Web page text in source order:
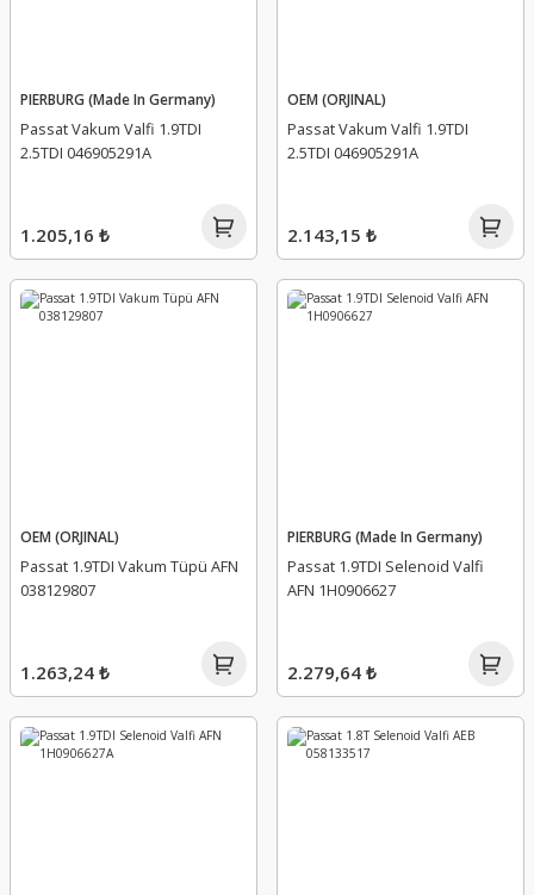
PIERBURG (Made In Germany)
Passat Vakum Valfi 1.9TDI
2.5TDI 046905291A
1.205,16 ₺
OEM (ORJINAL)
Passat Vakum Valfi 1.9TDI
2.5TDI 046905291A
2.143,15 ₺
OEM (ORJINAL)
Passat 1.9TDI Vakum Tüpü AFN
038129807
1.263,24 ₺
PIERBURG (Made In Germany)
Passat 1.9TDI Selenoid Valfi
AFN 1H0906627
2.279,64 ₺